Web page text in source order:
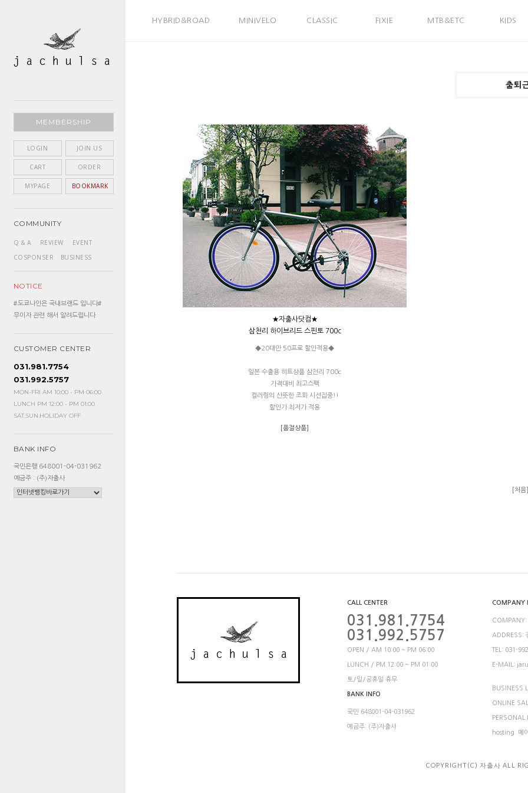
HYBRID&ROAD MINIVELO CLASSIC FIXIE MTB&ETC KIDS
MEMBERSHIP
LOGIN JOIN US
CART ORDER
MYPAGE BOOKMARK
COMMUNITY
Q & A REVIEW
EVENT
COSPONSER
BUSINESS
NOTICE
#도쿄나인은 국내브랜드 입니다#
무이자 관련 해서 알려드립니다
CUSTOMER CENTER
031.981.7754
031.992.5757
MON-FRI AM 10:00 - PM 06:00
LUNCH PM 12:00 - PM 01:00
SAT.SUN.HOLIDAY OFF
BANK INFO
국민은행 648001-04-031962
예금주 : (주)자출사
출퇴
★자출사닷컴★
삼천리 하이브리드 스핀토 700c
◆20대만 50프로 할인적용◆
일본 수출용 히트상품 삼천리 700c
가격대비 최고스펙
컬러링의 산뜻한 조화 시선집중!!
할인가 최저가 적용
[품절상품]
[처음]
CALL CENTER
031.981.7754
031.992.5757
OPEN / AM 10:00 ~ PM 06:00
LUNCH / PM 12:00 ~ PM 01:00
토/일/공휴일 휴무
BANK INFO
국민 648001-04-031962
예금주: (주)자출사
COMPANY
COMPANY:
ADDRESS:
TEL: 031-
E-MAIL:
BUSINESS
ONLINE
PERSONAL
hosting :메
COPYRIGHT(C) 자출사 ALL